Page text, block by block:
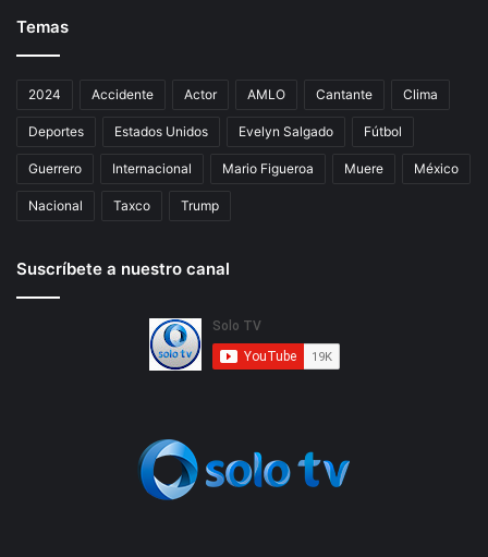
Temas
2024 Accidente Actor AMLO Cantante Clima
Deportes Estados Unidos Evelyn Salgado Fútbol
Guerrero Internacional Mario Figueroa Muere México
Nacional Taxco Trump
Suscríbete a nuestro canal